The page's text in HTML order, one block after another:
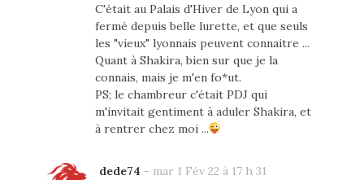
C'était au Palais d'Hiver de Lyon qui a
fermé depuis belle lurette, et que seuls
les "vieux" lyonnais peuvent connaitre ...
Quant à Shakira, bien sur que je la
connais, mais je m'en fo*ut.
PS; le chambreur c'était PDJ qui
m'invitait gentiment à aduler Shakira, et
à rentrer chez moi ...
dede74 - mar 1 Fév 22 à 17 h 31